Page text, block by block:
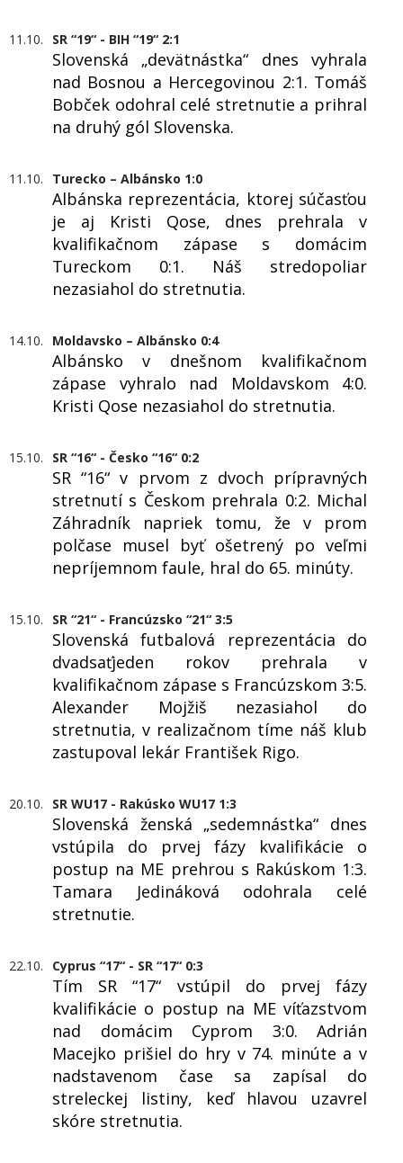
11.10. SR “19“ - BIH “19“ 2:1
Slovenská „devätnástka“ dnes vyhrala
nad Bosnou a Hercegovinou 2:1. Tomáš
Bobček odohral celé stretnutie a prihral
na druhý gól Slovenska.
11.10. Turecko – Albánsko 1:0
Albánska reprezentácia, ktorej súčasťou
je aj Kristi Qose, dnes prehrala v
kvalifikačnom zápase s domácim
Tureckom 0:1. Náš stredopoliar
nezasiahol do stretnutia.
14.10. Moldavsko – Albánsko 0:4
Albánsko v dnešnom kvalifikačnom
zápase vyhralo nad Moldavskom 4:0.
Kristi Qose nezasiahol do stretnutia.
15.10. SR “16“ - Česko “16“ 0:2
SR “16“ v prvom z dvoch prípravných
stretnutí s Českom prehrala 0:2. Michal
Záhradník napriek tomu, že v prom
polčase musel byť ošetrený po veľmi
nepríjemnom faule, hral do 65. minúty.
15.10. SR “21“ - Francúzsko “21“ 3:5
Slovenská futbalová reprezentácia do
dvadsaťjeden rokov prehrala v
kvalifikačnom zápase s Francúzskom 3:5.
Alexander Mojžiš nezasiahol do
stretnutia, v realizačnom tíme náš klub
zastupoval lekár František Rigo.
20.10. SR WU17 - Rakúsko WU17 1:3
Slovenská ženská „sedemnástka“ dnes
vstúpila do prvej fázy kvalifikácie o
postup na ME prehrou s Rakúskom 1:3.
Tamara Jedináková odohrala celé
stretnutie.
22.10. Cyprus “17“ - SR “17“ 0:3
Tím SR “17“ vstúpil do prvej fázy
kvalifikácie o postup na ME víťazstvom
nad domácim Cyprom 3:0. Adrián
Macejko prišiel do hry v 74. minúte a v
nadstavenom čase sa zapísal do
streleckej listiny, keď hlavou uzavrel
skóre stretnutia.